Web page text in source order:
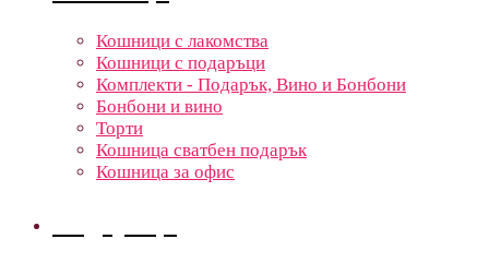
Кошници с лакомства
Кошници с подаръци
Комплекти - Подарък, Вино и Бонбони
Бонбони и вино
Торти
Кошница сватбен подарък
Кошница за офис